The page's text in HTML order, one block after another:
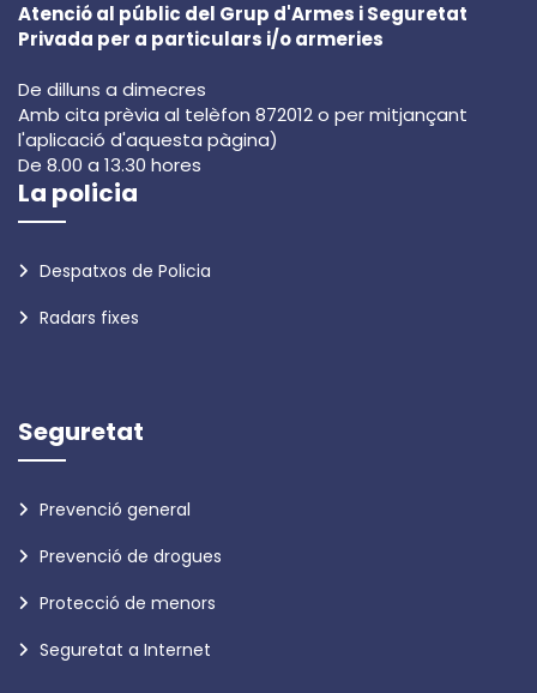
Atenció al públic del Grup d'Armes i Seguretat
Privada per a particulars i/o armeries
De dilluns a dimecres
Amb cita prèvia al telèfon 872012 o per mitjançant
l'aplicació d'aquesta pàgina)
De 8.00 a 13.30 hores
La policia
Despatxos de Policia
Radars fixes
Seguretat
Prevenció general
Prevenció de drogues
Protecció de menors
Seguretat a Internet